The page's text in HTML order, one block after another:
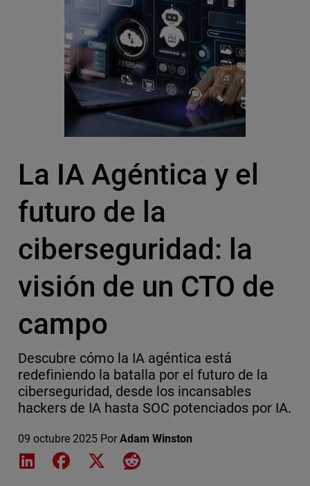
La IA Agéntica y el
futuro de la
ciberseguridad: la
visión de un CTO de
campo
Descubre cómo la IA agéntica está
redefiniendo la batalla por el futuro de la
ciberseguridad, desde los incansables
hackers de IA hasta SOC potenciados por IA.
09 octubre 2025 Por Adam Winston
Share on LinkedIn
Share on Facebook
Share on XShare on Reddit